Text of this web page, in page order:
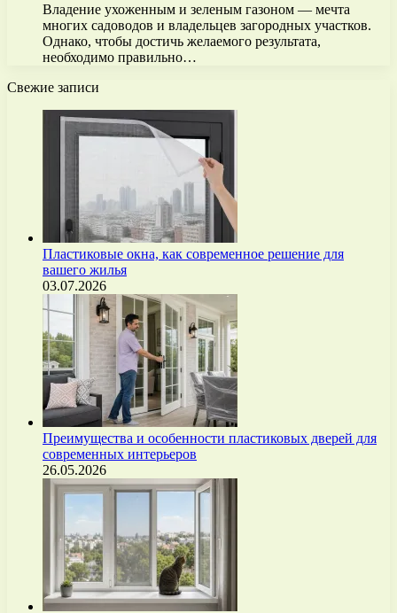
Владение ухоженным и зеленым газоном — мечта
многих садоводов и владельцев загородных участков.
Однако, чтобы достичь желаемого результата,
необходимо правильно…
Свежие записи
Пластиковые окна, как современное решение для
вашего жилья
03.07.2026
Преимущества и особенности пластиковых дверей для
современных интерьеров
26.05.2026